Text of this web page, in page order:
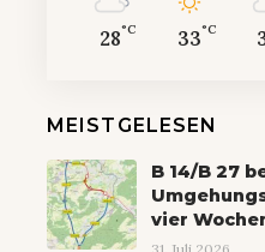
28°C 33°C
MEISTGELESEN
B 14/B 27
vier